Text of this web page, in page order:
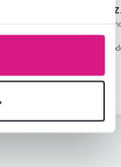
Miroslava
26.2.2024,
Slovensko
Recenzia pre rovnaký